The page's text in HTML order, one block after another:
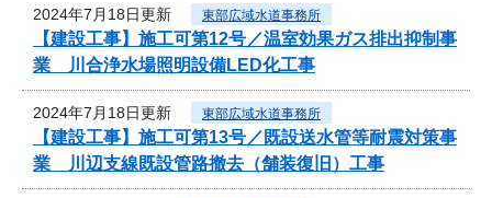
2024年7月18日更新 東部広域水道事務所
【建設工事】施工可第12号／温室効果ガス排出抑制事
業 川合浄水場照明設備LED化工事
2024年7月18日更新 東部広域水道事務所
【建設工事】施工可第13号／既設送水管等耐震対策事
業 川辺支線既設管路撤去（舗装復旧）工事